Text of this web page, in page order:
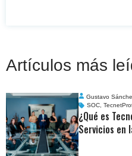
Artículos más
Gustavo
SOC ,
¿Qué es
Servicios en